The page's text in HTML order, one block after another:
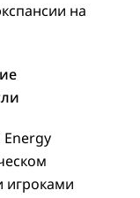
на
Energy
игроками